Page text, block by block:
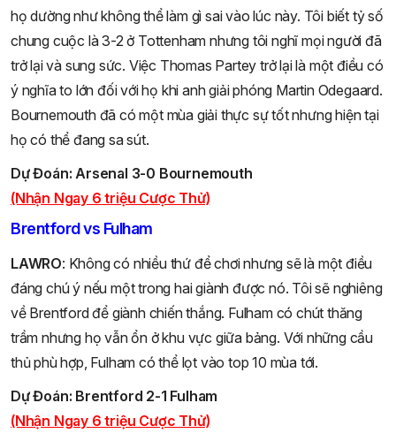
họ dường như không thể làm gì sai vào lúc này. Tôi biết tỷ số
chung cuộc là 3-2 ở Tottenham nhưng tôi nghĩ mọi người đã
trở lại và sung sức. Việc Thomas Partey trở lại là một điều có
ý nghĩa to lớn đối với họ khi anh giải phóng Martin Odegaard.
Bournemouth đã có một mùa giải thực sự tốt nhưng hiện tại
họ có thể đang sa sút.
Dự Đoán: Arsenal 3-0 Bournemouth
(Nhận Ngay 6 triệu Cược Thử)
Brentford vs Fulham
LAWRO: Không có nhiều thứ để chơi nhưng sẽ là một điều
đáng chú ý nếu một trong hai giành được nó. Tôi sẽ nghiêng
về Brentford để giành chiến thắng. Fulham có chút thăng
trầm nhưng họ vẫn ổn ở khu vực giữa bảng. Với những cầu
thủ phù hợp, Fulham có thể lọt vào top 10 mùa tới.
Dự Đoán: Brentford 2-1 Fulham
(Nhận Ngay 6 triệu Cược Thử)